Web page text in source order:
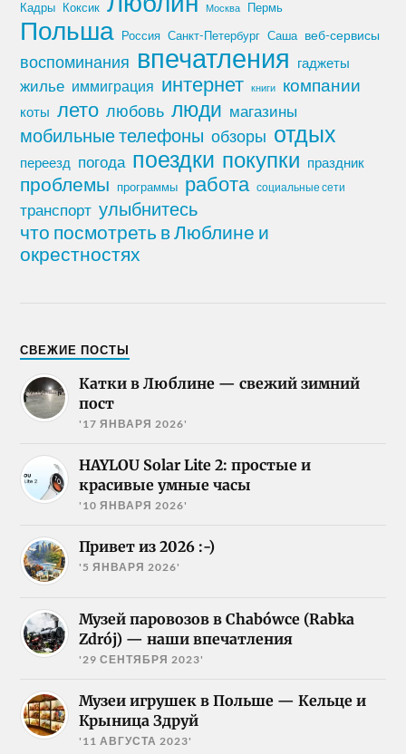
Кадры Коксик Москва Пермь
Польша Россия Санкт-Петербург Саша веб-сервисы
воспоминания впечатления гаджеты
жилье иммиграция интернет книги компании
коты лето любовь люди магазины
мобильные телефоны обзоры отдых
переезд погода поездки покупки праздник
проблемы программы работа социальные сети
транспорт улыбнитесь
что посмотреть в Люблине и
окрестностях
СВЕЖИЕ ПОСТЫ
Катки в Люблине — свежий зимний
пост
'17 ЯНВАРЯ 2026'
HAYLOU Solar Lite 2: простые и
красивые умные часы
'10 ЯНВАРЯ 2026'
Привет из 2026 :-)
'5 ЯНВАРЯ 2026'
Музей паровозов в Chabówce (Rabka
Zdrój) — наши впечатления
'29 СЕНТЯБРЯ 2023'
Музеи игрушек в Польше — Кельце и
Крыница Здруй
'11 АВГУСТА 2023'